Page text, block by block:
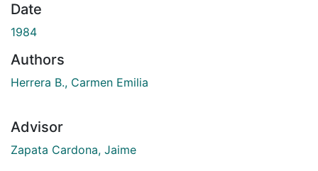
Date
1984
Authors
Herrera B., Carmen Emilia
Advisor
Zapata Cardona, Jaime